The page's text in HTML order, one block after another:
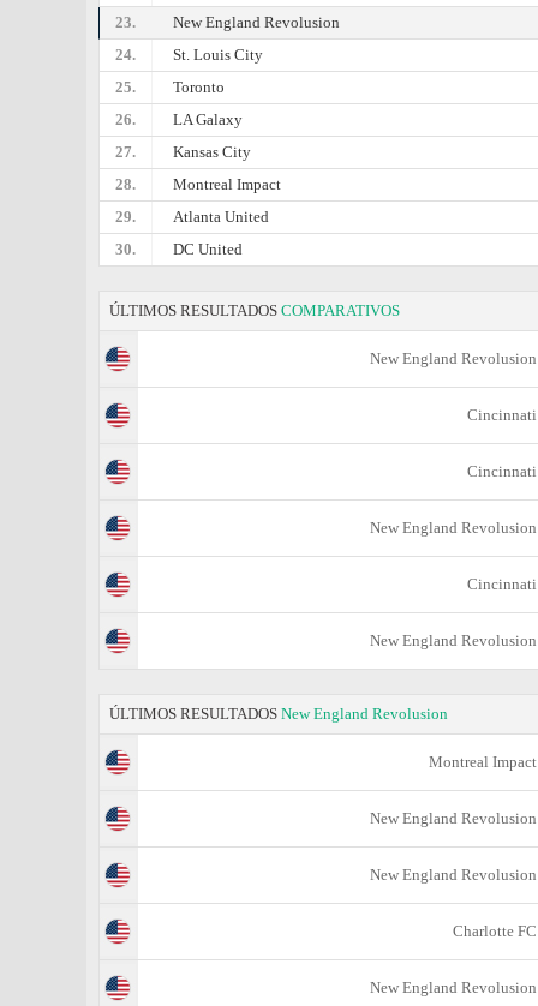
23.
New England Revolusion
24.
St. Louis City
25.
Toronto
26.
LA Galaxy
27.
Kansas City
28.
Montreal Impact
29.
Atlanta United
30.
DC United
ÚLTIMOS RESULTADOS COMPARATIVOS
New England Revolusion
Cincinnati
Cincinnati
New England Revolusion
Cincinnati
New England Revolusion
ÚLTIMOS RESULTADOS New England Revolusion
Montreal Impact
New England Revolusion
New England Revolusion
Charlotte FC
New England Revolusion